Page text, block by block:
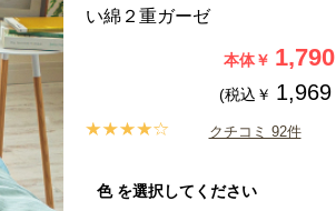
い綿２重ガーゼ
本体￥ 1,790
(税込￥ 1,969
クチコミ 92件
色 を選択してください